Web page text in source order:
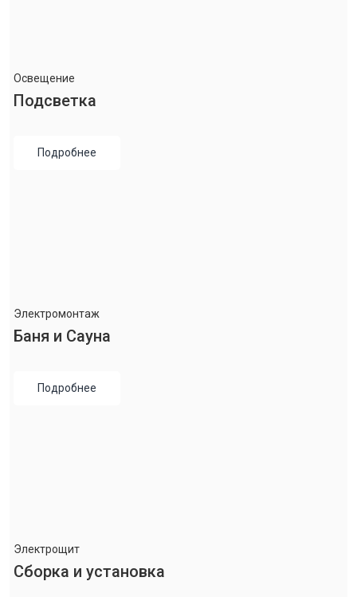
Освещение
Подсветка
Подробнее
Электромонтаж
Баня и Сауна
Подробнее
Электрощит
Сборка и установка